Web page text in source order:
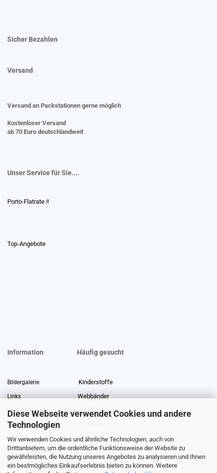
Diese Webseite verwendet Cookies und andere
Technologien
Wir verwenden Cookies und ähnliche Technologien, auch von
Drittanbietern, um die ordentliche Funktionsweise der Website zu
gewährleisten, die Nutzung unseres Angebotes zu analysieren und Ihnen
ein bestmögliches Einkaufserlebnis bieten zu können. Weitere
Sicher Bezahlen
Versand
Versand an Packstationen gerne möglich
Kostenloser Versand
ab 70 Euro deutschlandweit
Unser Service für Sie....
Porto-Flatrate !!
Top-Angebote
Information Häufig gesucht
Bildergalerie Kinderstoffe
Links Webbänder
Stoffe Lexikon Stoffreste
Über uns
Gewerberabatt Meterware
Stoffe auf Rechnung
Information zur Echtheit von Kundenbewertungen